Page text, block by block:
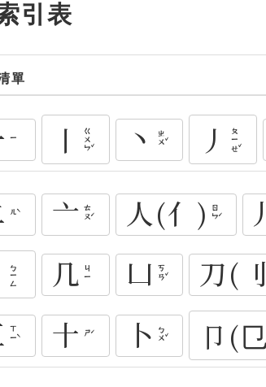
引表
單
ㄧ 丨 ㄍㄨㄣˇ 丶 ㄓㄨˇ 丿 ㄆㄧㄝˇ
ㄦˋ 亠 ㄊㄡˊ 人(亻) ㄖㄣˊ
ㄅㄧㄥ 几 ㄐㄧ 凵 ㄎㄢˇ 刀(
ㄒㄧˋ 十 ㄕˊ 卜 ㄅㄨˇ 卩(